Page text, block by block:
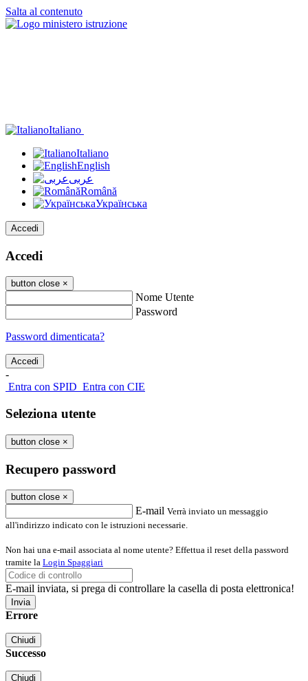
Salta al contenuto
Italiano
Italiano
English
عربى
Română
Українська
Accedi
Accedi
button close ×
Nome Utente
Password
Password dimenticata?
-
Entra con SPID Entra con CIE
Seleziona utente
button close ×
Recupero password
button close ×
E-mail Verrà inviato un messaggio
all'indirizzo indicato con le istruzioni necessarie.
Non hai una e-mail associata al nome utente? Effettua il reset della password
tramite la Login Spaggiari
E-mail inviata, si prega di controllare la casella di posta elettronica!
Errore
Chiudi
Successo
Chiudi